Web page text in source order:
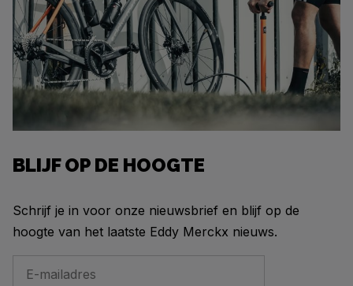
BLIJF OP DE HOOGTE
Schrijf je in voor onze nieuwsbrief en blijf op de
hoogte van het laatste Eddy Merckx nieuws.